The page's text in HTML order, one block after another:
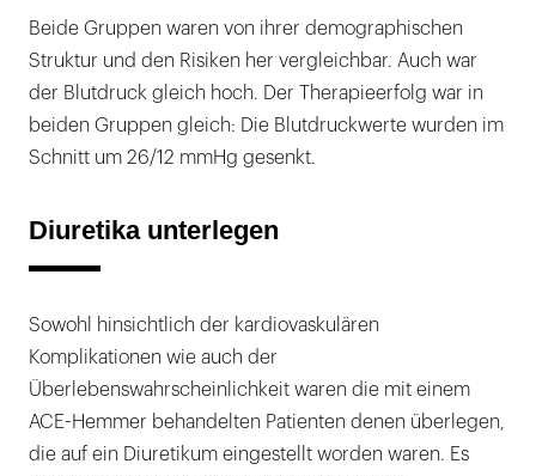
Beide Gruppen waren von ihrer demographischen
Struktur und den Risiken her vergleichbar. Auch war
der Blutdruck gleich hoch. Der Therapieerfolg war in
beiden Gruppen gleich: Die Blutdruckwerte wurden im
Schnitt um 26/12 mmHg gesenkt.
Diuretika unterlegen
Sowohl hinsichtlich der kardiovaskulären
Komplikationen wie auch der
Überlebenswahrscheinlichkeit waren die mit einem
ACE-Hemmer behandelten Patienten denen überlegen,
die auf ein Diuretikum eingestellt worden waren. Es